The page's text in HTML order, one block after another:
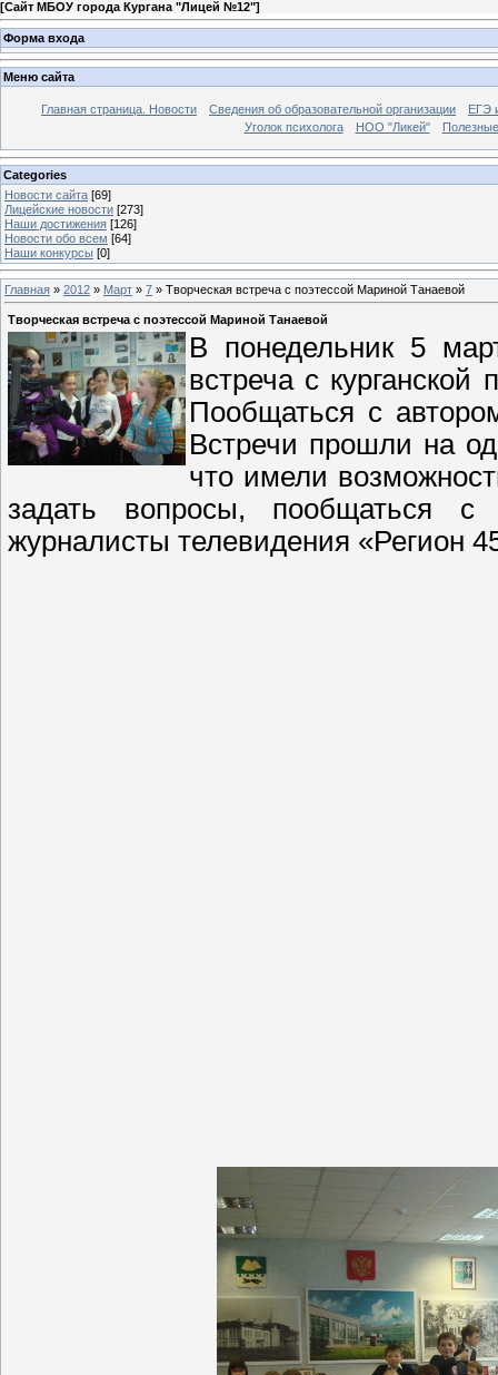
[Сайт МБОУ города Кургана "Лицей №12"]
Форма входа
Меню сайта
Главная страница. Новости Сведения об образовательной организации
ЕГЭ
Уголок психолога
НОО "Ликей"
Categories
Новости сайта [69]
Лицейские новости [273]
Наши достижения [126]
Новости обо всем [64]
Наши конкурсы [0]
Главная » 2012 » Март » 7 » Творческая встреча с поэтессой Мариной Танаевой
Творческая встреча с поэтессой Мариной Танаевой
В понедельник 5
встреча с
Пообщаться с
Встречи прошли на
что имели
задать вопросы, пообщаться с
журналисты телевидения «Регион